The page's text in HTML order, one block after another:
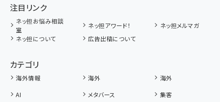
注目リンク
ネッ担お悩み相談
室
ネッ担アワード！
ネッ担メルマガ
ネッ担について
広告出稿について
カテゴリ
海外情報 海外
海外
AI
メタバース
集客